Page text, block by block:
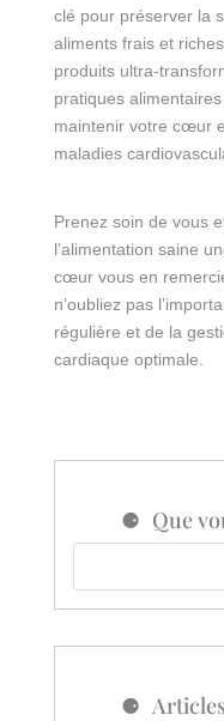
clé pour préserver la
aliments frais et
produits ultra-
pratiques
maintenir votre cœur
maladies
Prenez soin de vous
l’alimentation saine
cœur vous en
n’oubliez pas
régulière et de la
cardiaque optimale.
Que